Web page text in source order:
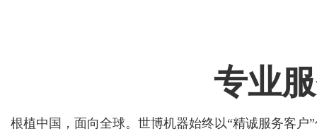
专业
根植中国，面向全球。世博机器始终以“精诚服务客